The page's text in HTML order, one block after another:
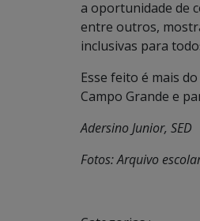
a oportunidade de
entre outros,
inclusivas para
Esse feito é mais
Campo Grande e
Adersino Junior, SED
Fotos: Arquivo